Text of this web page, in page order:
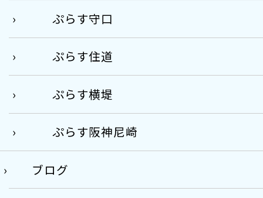
ぷらす守口
ぷらす住道
ぷらす横堤
ぷらす阪神尼崎
ブログ